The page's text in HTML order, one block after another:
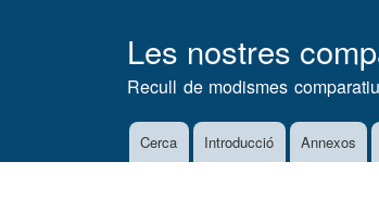
Les nostres
Recull de modismes
MainCerca Introducció Annexos